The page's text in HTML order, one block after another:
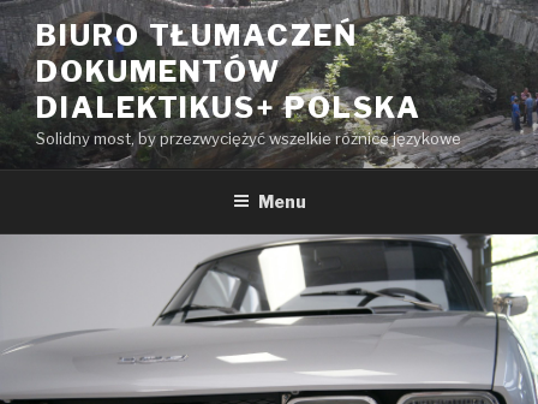
Przeskocz
do
treści
BIURO TŁUMACZEŃ
DOKUMENTÓW
DIALEKTIKUS+ POLSKA
Solidny most, by przezwyciężyć wszelkie różnice językowe
Menu